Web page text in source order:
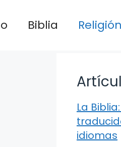
Biblia Religión
La
idiomas